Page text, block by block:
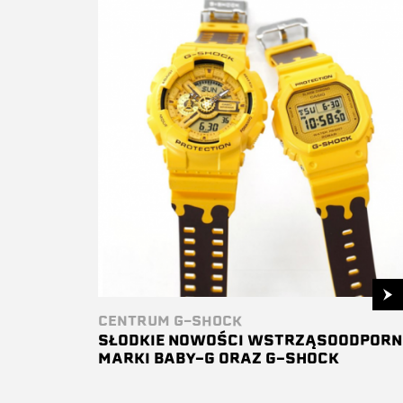
CENTRUM G-SHOCK
SŁODKIE NOWOŚCI
MARKI BABY-G ORAZ G-SHOCK